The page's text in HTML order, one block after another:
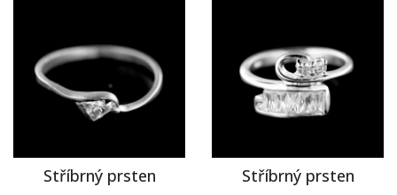
Stříbrný prsten Stříbrný prsten